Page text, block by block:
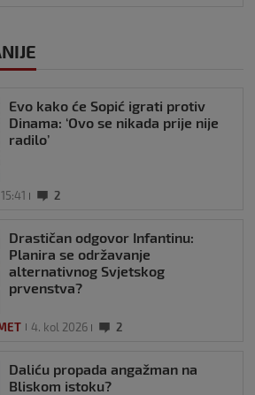
Evo kako će Sopić igrati protiv
Dinama: ‘Ovo se nikada prije nije
radilo’
15:41 2
Drastičan odgovor Infantinu:
Planira se održavanje
alternativnog Svjetskog
prvenstva?
4. kol 2026 2
Daliću propada angažman na
Bliskom istoku?